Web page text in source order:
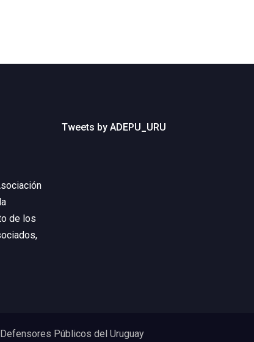
de los
Tweets by ADEPU_URU
Públicos del Uruguay